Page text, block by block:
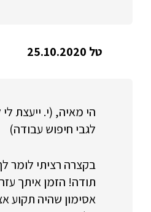
טל 25.10.2020
הי מאיה, (י. ייעצת
לגבי חיפוש עבודה)
בקצרה רציתי לומר
תודה! הזמן איתך
אסימון שהיה תקוע